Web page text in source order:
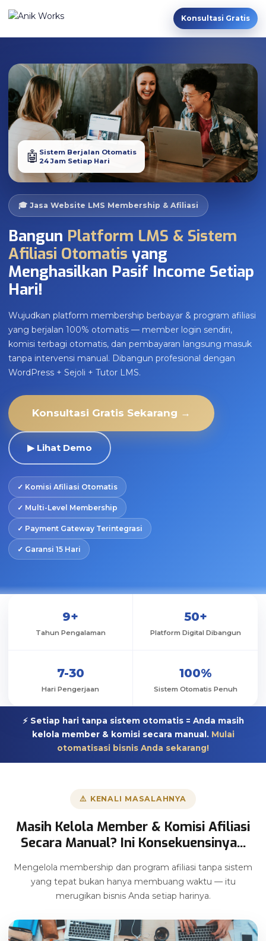
Konsultasi Gratis
🎓 Jasa Website LMS Membership & Afiliasi
Bangun Platform LMS & Sistem
Afiliasi Otomatis yang
Menghasilkan Pasif Income Setiap
Hari!
Wujudkan platform membership berbayar & program afiliasi
yang berjalan 100% otomatis — member login sendiri,
komisi terbagi otomatis, dan pembayaran langsung masuk
tanpa intervensi manual. Dibangun profesional dengan
WordPress + Sejoli + Tutor LMS.
Konsultasi Gratis Sekarang →
▶ Lihat Demo
✓ Komisi Afiliasi Otomatis
✓ Multi-Level Membership
✓ Payment Gateway Terintegrasi
✓ Garansi 15 Hari
🤖 Sistem Berjalan Otomatis
24 Jam Setiap Hari
9+
Tahun Pengalaman
50+
Platform Digital Dibangun
7-30
Hari Pengerjaan
100%
Sistem Otomatis Penuh
⚡ Setiap hari tanpa sistem otomatis = Anda masih
kelola member & komisi secara manual. Mulai
otomatisasi bisnis Anda sekarang!
⚠️ KENALI MASALAHNYA
Masih Kelola Member & Komisi Afiliasi
Secara Manual? Ini Konsekuensinya...
Mengelola membership dan program afiliasi tanpa sistem
yang tepat bukan hanya membuang waktu — itu
merugikan bisnis Anda setiap harinya.